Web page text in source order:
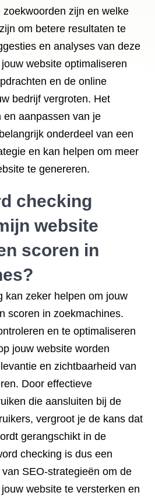
zijn en welke
om betere resultaten te
en analyses van deze
website optimaliseren
en de online
bedrijf vergroten. Het
en aanpassen van je
onderdeel van een
en kan helpen om meer
te genereren.
checking
website
scoren in
kan zeker helpen om jouw
scoren in zoekmachines.
en te optimaliseren
jouw website worden
en zichtbaarheid van
Door effectieve
die aansluiten bij de
vergroot je de kans dat
gerangschikt in de
checking is dus een
SEO-strategieën om de
website te versterken en